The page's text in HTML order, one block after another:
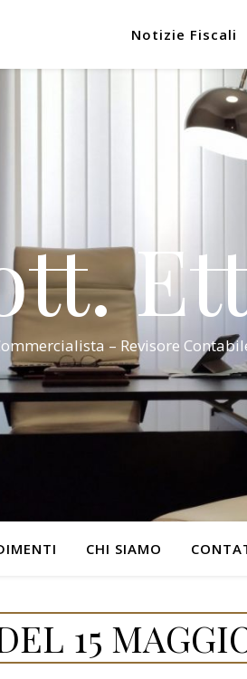
Notizie Fiscali
– Revisore
CHI SIAMO
15